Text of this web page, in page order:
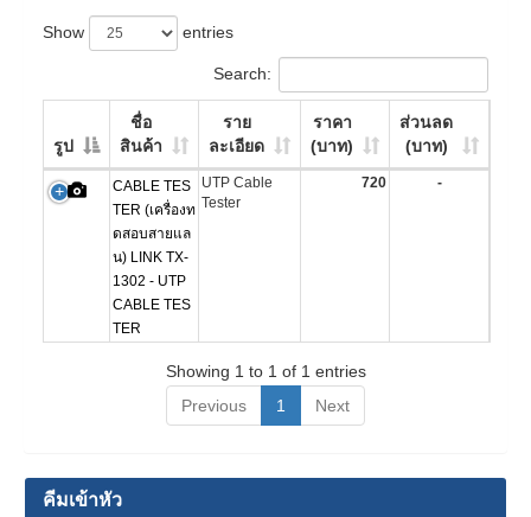
Show entries
Search:
รูป
ชื่อ
สินค้า
ราย
ละเอียด
ราคา
(บาท)
ส่วนลด
(บาท)
CABLE TES
TER (เครื่องท
ดสอบสายแล
น) LINK TX-
1302 - UTP
CABLE TES
TER
UTP Cable
Tester
720 -
Showing 1 to 1 of 1 entries
Previous
1 Next
คีมเข้าหัว